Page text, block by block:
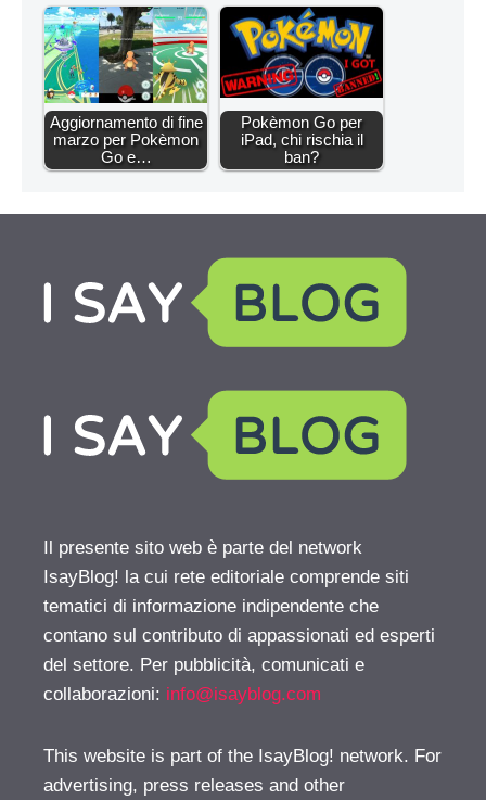
Aggiornamento di fine
marzo per Pokèmon
Go e…
Pokèmon Go per
iPad, chi rischia il
ban?
Il presente sito web è parte del network
IsayBlog! la cui rete editoriale comprende siti
tematici di informazione indipendente che
contano sul contributo di appassionati ed esperti
del settore. Per pubblicità, comunicati e
collaborazioni: info@isayblog.com
This website is part of the IsayBlog! network. For
advertising, press releases and other